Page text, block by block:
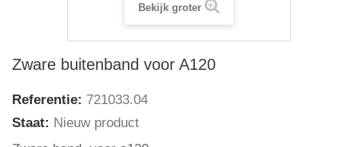
Bekijk groter
Zware buitenband voor A120
Referentie: 721033.04
Staat: Nieuw product